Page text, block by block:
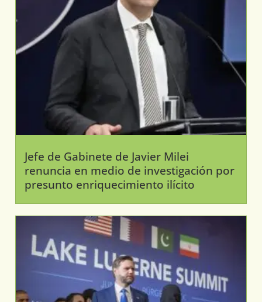
Jefe de Gabinete de Javier Milei
renuncia en medio de investigación por
presunto enriquecimiento ilícito